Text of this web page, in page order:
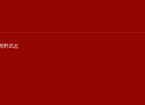
野武志